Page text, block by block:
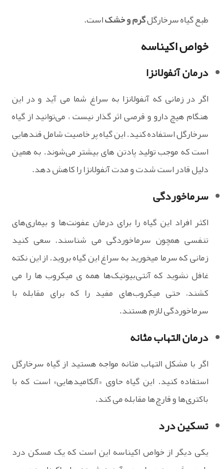
طبع گیاه سرخارگلگرم و خشکاست.
خواص اکیناسه
درمان آنفولانزا
اگر در زمانی که آنفولانزا به سراغ شما می آید و در این
هنگام هیچ دارو و قرصی اثر گذار نیست ، می‌توانید از گیاه
سرخارگل استفاده کنید. این گیاه پر خاصیت شامل قندهایی
است که موجب تولید پادتن‌ های بیشتر می‌شوند. به همین
دلیل قادر است شدت و مدت آنفولانزا را کاهش دهد.
سرماخوردگی
اکثر افراد این گیاه را برای درمان عفونت‌ها و بیماری‌های
تنفسی همچون سرماخوردگی می شناسند. سعی کنید
زمانی که سرما میخورید به سراغ این گیاه بروید. از این نکته
غافل نشوید که آنتی‌بیوتیک‌ها همه‌ ی میکروب‌ ها را می‌
کشند، حتی میکروب‌های مفید را که برای مقابله با
سرماخوردگی لازم‌ هستند.
درمان التهاب مثانه
اگر با مشکل التهاب مثانه مواجه هستید از گیاه سرخارگل
استفاده کنید. این گیاه حاوی «آلکامیدهایی» است که با
باکتری‌ها و قارچ‌ها مقابله می کند.
تسکین درد
یکی دیگر از خواص اکیناسه این است که یک مسکن درد